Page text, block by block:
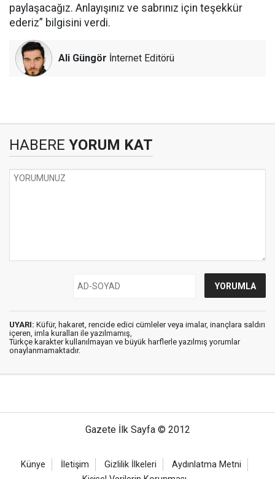
paylaşacağız. Anlayışınız ve sabrınız için teşekkür
ederiz” bilgisini verdi.
Ali Güngör İnternet Editörü
HABERE YORUM KAT
UYARI: Küfür, hakaret, rencide edici cümleler veya imalar, inançlara saldırı
içeren, imla kuralları ile yazılmamış,
Türkçe karakter kullanılmayan ve büyük harflerle yazılmış yorumlar
onaylanmamaktadır.
Gazete İlk Sayfa © 2012
Künye İletişim Gizlilik İlkeleri
Aydınlatma Metni